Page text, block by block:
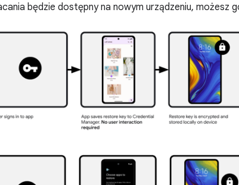
będzie dostępny na nowym urządzeniu, możesz